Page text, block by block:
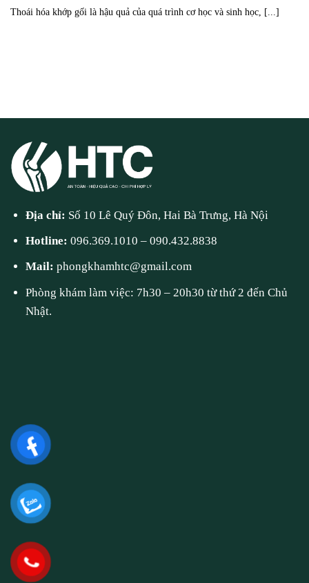
Thoái hóa khớp gối là hậu quả của quá trình cơ học và sinh học, [...]
Địa chỉ: Số 10 Lê Quý Đôn, Hai Bà Trưng, Hà Nội
Hotline:096.369.1010 –090.432.8838
Mail:phongkhamhtc@gmail.com
Phòng khám làm việc: 7h30 – 20h30 từ thứ 2 đến Chủ
Nhật.